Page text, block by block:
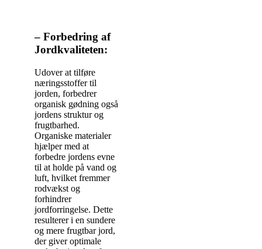
– Forbedring af
Jordkvaliteten:
Udover at tilføre
næringsstoffer til
jorden, forbedrer
organisk gødning også
jordens struktur og
frugtbarhed.
Organiske materialer
hjælper med at
forbedre jordens evne
til at holde på vand og
luft, hvilket fremmer
rodvækst og
forhindrer
jordforringelse. Dette
resulterer i en sundere
og mere frugtbar jord,
der giver optimale